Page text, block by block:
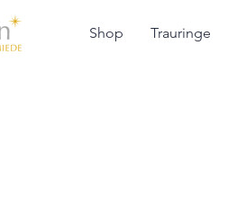
Shop Trauringe